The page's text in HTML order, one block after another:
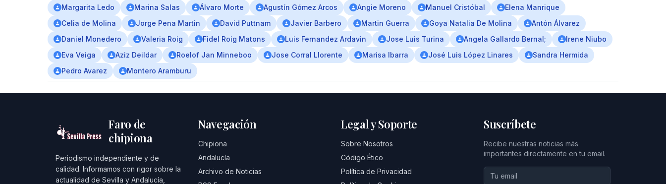
Margarita Ledo
Marina Salas Álvaro Morte Agustín Gómez Arcos Angie Moreno Manuel Cristóbal
Elena Manrique
Celia de Molina
Jorge Pena Martin David Puttnam Javier Barbero Martin Guerra Goya Natalia De Molina
Antón Álvarez
Daniel Monedero
Valeria Roig Fidel Roig Matons Luis Fernandez Ardavin Jose Luis Turina Angela Gallardo Bernal;
Irene Niubo
Eva Veiga
Aziz Deildar Roelof Jan Minneboo Jose Corral Llorente Marisa Ibarra José Luis López Linares
Sandra Hermida
Pedro Avarez
Montero Aramburu
Faro de
chipiona
Periodismo independiente y de
calidad. Informamos con rigor sobre la
actualidad de Sevilla y Andalucía,
Navegación
Chipiona
Andalucía
Archivo de Noticias
Legal y Soporte
Sobre Nosotros
Código Ético
Política de Privacidad
Suscríbete
Recibe nuestras noticias más
importantes directamente en tu email.